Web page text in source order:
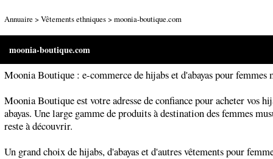
Annuaire > Vêtements ethniques> moonia-boutique.com
moonia-boutique.com
Moonia Boutique : e-commerce de hijabs et d'abayas pour femmes
Moonia Boutique est votre adresse de confiance pour acheter vos
abayas. Une large gamme de produits à destination des femmes
reste à découvrir.
Un grand choix de hijabs, d'abayas et d'autres vêtements pour